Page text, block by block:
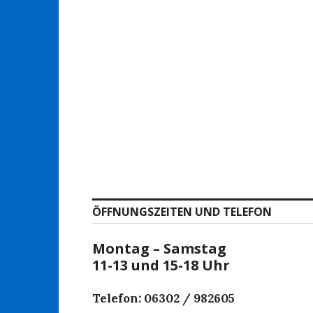
ÖFFNUNGSZEITEN UND TELEFON
Montag – Samstag
11-13 und 15-18 Uhr
Telefon: 06302 / 982605